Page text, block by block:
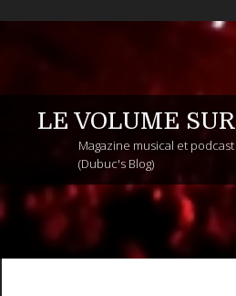
LE VOLUME SUR
Magazine musical et
(Dubuc's Blog)